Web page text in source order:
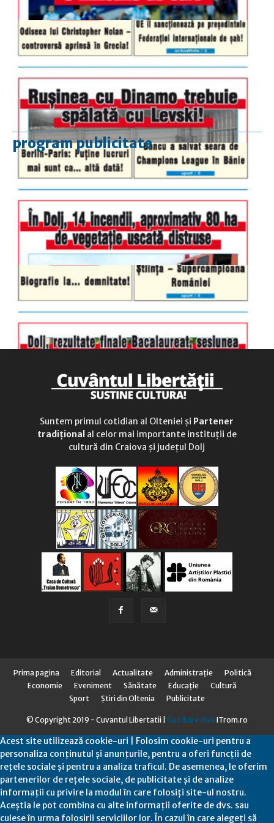
program publicitate
luni-vineri
9.00 - 17.00
duminică
9.00 - 12.00
Suntem primul cotidian al Olteniei și Partener
tradițional al celor mai importante instituții de
cultură din Craiova și județul Dolj
Prima pagina Editorial Actualitate Administraţie
Politică
Economie
Eveniment Sănătate Educaţie
Cultură
Sport
Știri din Oltenia Publicitate
© Copyright 2019 - Cuvantul Libertatii | Gazduire Web ITrom.ro
Acest site utilizează cookie-uri | Folosim cookie-uri pentru a
personaliza conținutul și anunțurile, pentru a oferi funcții de
rețele sociale și pentru a analiza traficul. De asemenea, le oferim
partenerilor de rețele sociale, de publicitate și de analize
informații cu privire la modul în care folosiți site-ul nostru.
Aceștia le pot combina cu alte informații oferite de dvs. sau
culese în urma folosirii serviciilor lor. În cazul în care alegeți să